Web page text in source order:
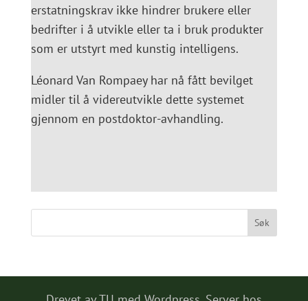
erstatningskrav ikke hindrer brukere eller
bedrifter i å utvikle eller ta i bruk produkter
som er utstyrt med kunstig intelligens.
Léonard Van Rompaey har nå fått bevilget
midler til å videreutvikle dette systemet
gjennom en postdoktor-avhandling.